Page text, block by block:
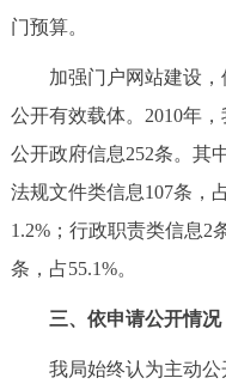
ESPAÑOL
ITALIANO
门预算。
加强门户网站建设，
公开有效载体。2010年
公开政府信息252条。其
法规文件类信息107条，
1.2%；行政职责类信息2
条，占55.1%。
三、依申请公开情况
我局始终认为主动公